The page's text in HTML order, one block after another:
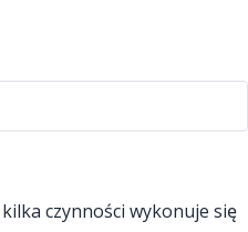
czynności wykonuje się